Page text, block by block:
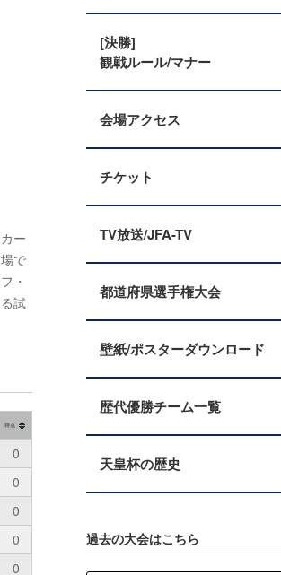
ー
で
・
試
得点
0
0
0
0
0
[決勝]
観戦ルール/マナー
会場アクセス
チケット
TV放送/JFA-TV
都道府県選手権大会
壁紙/ポスターダウンロード
歴代優勝チーム一覧
天皇杯の歴史
過去の大会はこちら